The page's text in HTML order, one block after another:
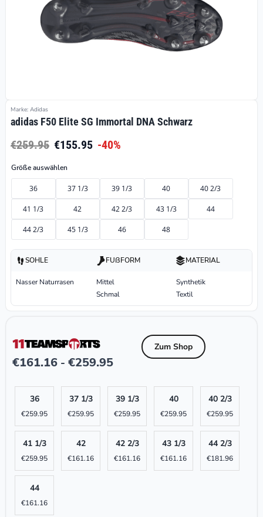
Marke: Adidas
adidas F50 Elite SG Immortal DNA Schwarz
€259.95 €155.95 -40%
Größe auswählen
36 37 1/3 39 1/3 40 40 2/3
41 1/3 42 42 2/3 43 1/3 44
44 2/3 45 1/3 46 48
SOHLE
Nasser Naturrasen
FUßFORM
Mittel
Schmal
MATERIAL
Synthetik
Textil
€161.16 - €259.95
Zum Shop
36
€259.95
37 1/3
€259.95
39 1/3
€259.95
40
€259.95
40 2/3
€259.95
41 1/3
€259.95
42
€161.16
42 2/3
€161.16
43 1/3
€161.16
44 2/3
€181.96
44
€161.16